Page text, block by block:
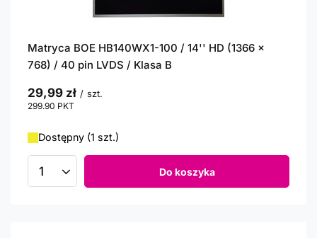
Matryca BOE HB140WX1-100 / 14'' HD (1366 x
768) / 40 pin LVDS / Klasa B
29,99 zł / szt.
299.90 PKT
Dostępny (1 szt.)
Ilość produktów Do koszyka